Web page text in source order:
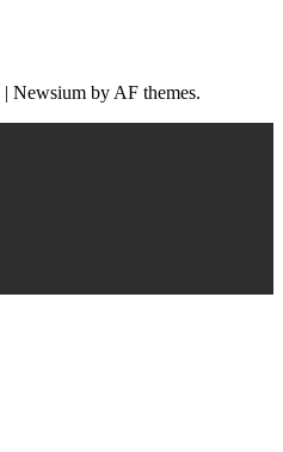
| Newsium by AF themes.